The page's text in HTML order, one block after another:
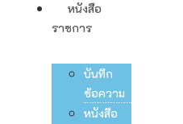
หนังสือ
ราชการ
บันทึก
ข้อความ
หนังสือ